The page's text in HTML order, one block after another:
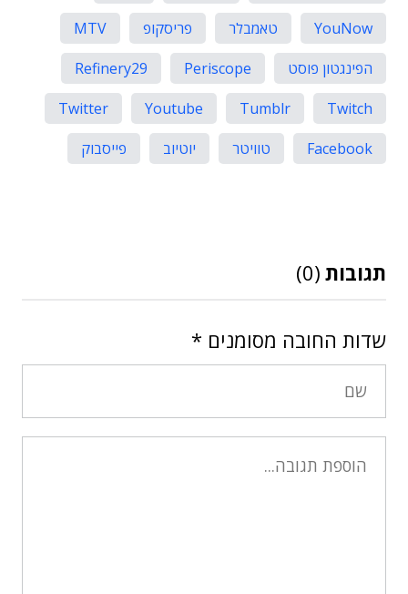
YouNow
טאמבלר פריסקופ
MTV
הפינגטון פוסט
Periscope
Refinery29
Twitch
Tumblr
Youtube
Twitter
Facebook
טוויטר יוטיוב פייסבוק
תגובות (0)
שדות החובה מסומנים *